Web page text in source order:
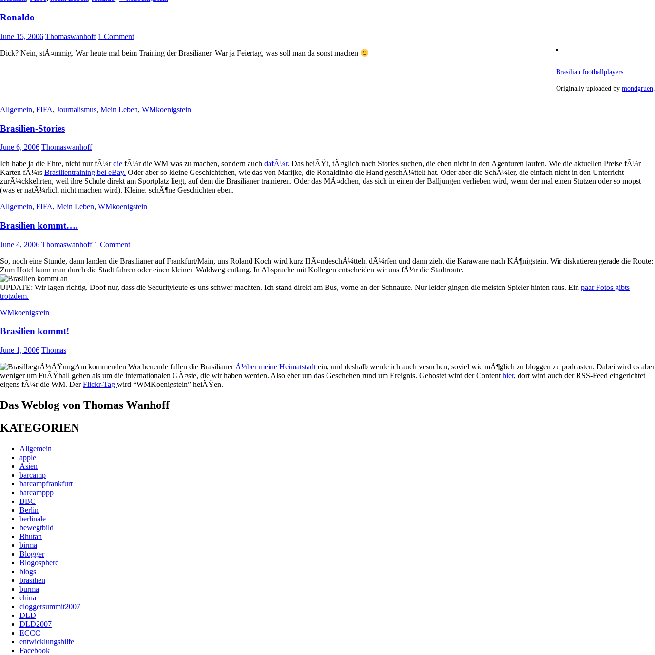
Ronaldo
June 15, 2006 Thomaswanhoff 1 Comment
Brasilian footballplayers
Originally uploaded by mondgruen
Dick? Nein, stÃ¤mmig. War heute mal beim Training der Brasilianer. War ja Feiertag, was soll man da sonst machen
Allgemein, FIFA, Journalismus, Mein Leben, WMkoenigstein
Brasilien-Stories
June 6, 2006 Thomaswanhoff
Ich habe ja die Ehre, nicht nur fÃ¼rdie fÃ¼r die WM was zu machen, sondern auch dafÃ¼r. Das heiÃŸt, tÃ¤glich nach Stories suchen, die eben nicht in den Agenturen laufen. Wie die aktuellen Preise fÃ¼r
Karten fÃ¼rs Brasilientraining bei eBay. Oder aber so kleine Geschichtchen, wie das von Marijke, die Ronaldinho die Hand geschÃ¼ttelt hat. Oder aber die SchÃ¼ler, die einfach nicht in den Unterricht
zurÃ¼ckkehrten, weil ihre Schule direkt am Sportplatz liegt, auf dem die Brasilianer trainieren. Oder das MÃ¤dchen, das sich in einen der Balljungen verlieben wird, wenn der mal einen Stutzen oder so mopst
(was er natÃ¼rlich nicht machen wird). Kleine, schÃ¶ne Geschichten eben.
Allgemein, FIFA, Mein Leben, WMkoenigstein
Brasilien kommt….
June 4, 2006 Thomaswanhoff 1 Comment
So, noch eine Stunde, dann landen die Brasilianer auf Frankfurt/Main, uns Roland Koch wird kurz HÃ¤ndeschÃ¼tteln dÃ¼rfen und dann zieht die Karawane nach KÃ¶nigstein. Wir diskutieren gerade die Route:
Zum Hotel kann man durch die Stadt fahren oder einen kleinen Waldweg entlang. In Absprache mit Kollegen entscheiden wir uns fÃ¼r die Stadtroute.
UPDATE: Wir lagen richtig. Doof nur, dass die Securityleute es uns schwer machten. Ich stand direkt am Bus, vorne an der Schnauze. Nur leider gingen die meisten Spieler hinten raus. Ein paar Fotos gibts
trotzdem.
WMkoenigstein
Brasilien kommt!
June 1, 2006 Thomas
Am kommenden Wochenende fallen die Brasilianer Ã¼ber meine Heimatstadt ein, und deshalb werde ich auch vesuchen, soviel wie mÃ¶glich zu bloggen zu podcasten. Dabei wird es aber
weniger um FuÃŸball gehen als um die internationalen GÃ¤ste, die wir haben werden. Also eher um das Geschehen rund um Ereignis. Gehostet wird der Content hier, dort wird auch der RSS-Feed eingerichtet
eigens fÃ¼r die WM. DerFlickr-Tag wird “WMKoenigstein” heiÃŸen.
Das Weblog von Thomas Wanhoff
KATEGORIEN
Allgemein
apple
Asien
barcamp
barcampfrankfurt
barcamppp
BBC
Berlin
berlinale
bewegtbild
Bhutan
birma
Blogger
Blogosphere
blogs
brasilien
burma
china
cloggersummit2007
DLD
DLD2007
ECCC
entwicklungshilfe
Facebook